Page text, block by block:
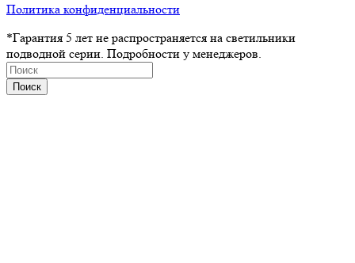
Политика конфиденциальности
*Гарантия 5 лет не распространяется на светильники
подводной серии. Подробности у менеджеров.
Поиск